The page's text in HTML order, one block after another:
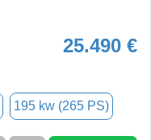
25.490 €
195 kw (265 PS)